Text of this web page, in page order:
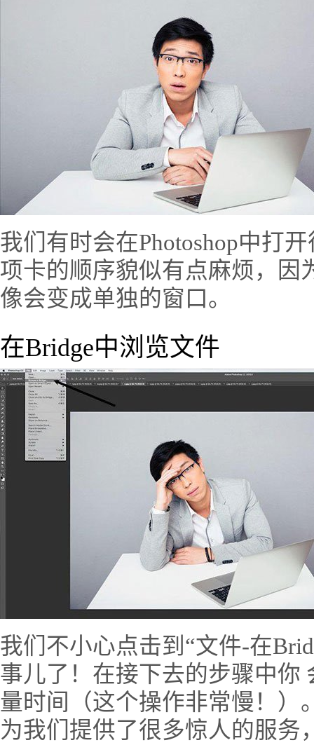
我们有时会在Photoshop中打
项卡的顺序貌似有点麻烦，因
像会变成单独的窗口。
在Bridge中浏览文件
我们不小心点击到“文件-在
事儿了！在接下去的步骤中你
量时间（这个操作非常慢！）
为我们提供了很多惊人的服务